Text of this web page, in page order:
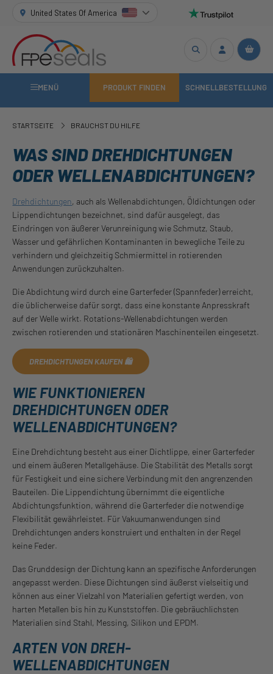
United States Of America
MENÜ PRODUKT FINDEN SCHNELLBESTELLUNG
STARTSEITE BRAUCHST DU HILFE
WAS SIND DREHDICHTUNGEN
ODER WELLENABDICHTUNGEN?
Drehdichtungen, auch als Wellenabdichtungen, Öldichtungen oder
Lippendichtungen bezeichnet, sind dafür ausgelegt, das
Eindringen von äußerer Verunreinigung wie Schmutz, Staub,
Wasser und gefährlichen Kontaminanten in bewegliche Teile zu
verhindern und gleichzeitig Schmiermittel in rotierenden
Anwendungen zurückzuhalten.
Die Abdichtung wird durch eine Garterfeder (Spannfeder) erreicht,
die üblicherweise dafür sorgt, dass eine konstante Anpresskraft
auf der Welle wirkt. Rotations-Wellenabdichtungen werden
zwischen rotierenden und stationären Maschinenteilen eingesetzt.
DREHDICHTUNGEN KAUFEN 🛍️
WIE FUNKTIONIEREN
DREHDICHTUNGEN ODER
WELLENABDICHTUNGEN?
Eine Drehdichtung besteht aus einer Dichtlippe, einer Garterfeder
und einem äußeren Metallgehäuse. Die Stabilität des Metalls sorgt
für Festigkeit und eine sichere Verbindung mit den angrenzenden
Bauteilen. Die Lippendichtung übernimmt die eigentliche
Abdichtungsfunktion, während die Garterfeder die notwendige
Flexibilität gewährleistet. Für Vakuumanwendungen sind
Drehdichtungen anders konstruiert und enthalten in der Regel
keine Feder.
Das Grunddesign der Dichtung kann an spezifische Anforderungen
angepasst werden. Diese Dichtungen sind äußerst vielseitig und
können aus einer Vielzahl von Materialien gefertigt werden, von
harten Metallen bis hin zu Kunststoffen. Die gebräuchlichsten
Materialien sind Stahl, Messing, Silikon und EPDM.
ARTEN VON DREH-
WELLENABDICHTUNGEN